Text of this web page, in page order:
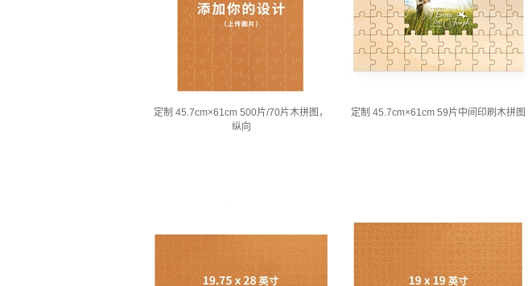
定制 45.7cm×61cm 500片/70片木拼图，
纵向
定制 45.7cm×61cm 59片中间印刷木拼图